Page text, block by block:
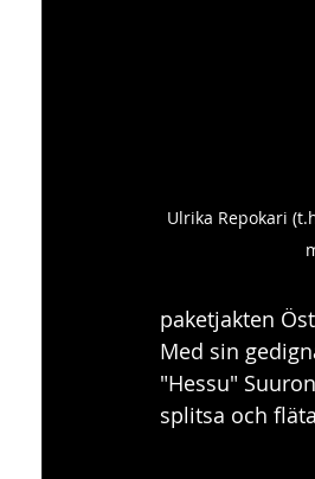
Ulrika Repokari
paketjakten
Med sin
"Hessu"
splitsa och